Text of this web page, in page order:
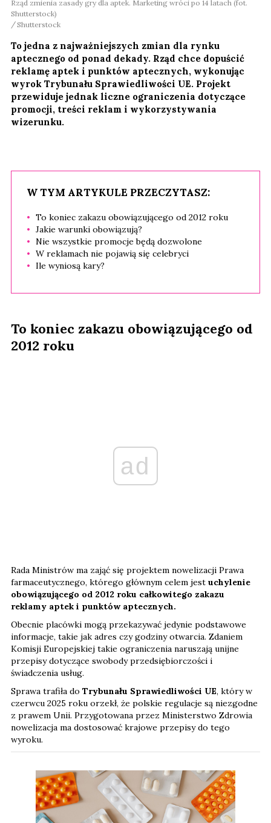
Rząd zmienia zasady gry dla aptek. Marketing wróci po 14 latach (fot.
Shutterstock)
Shutterstock
To jedna z najważniejszych zmian dla rynku
aptecznego od ponad dekady. Rząd chce dopuścić
reklamę aptek i punktów aptecznych, wykonując
wyrok Trybunału Sprawiedliwości UE. Projekt
przewiduje jednak liczne ograniczenia dotyczące
promocji, treści reklam i wykorzystywania
wizerunku.
W TYM ARTYKULE PRZECZYTASZ:
To koniec zakazu obowiązującego od 2012 roku
Jakie warunki obowiązują?
Nie wszystkie promocje będą dozwolone
W reklamach nie pojawią się celebryci
Ile wyniosą kary?
To koniec zakazu obowiązującego od
2012 roku
ad
Rada Ministrów ma zająć się projektem nowelizacji Prawa
farmaceutycznego, którego głównym celem jest uchylenie
obowiązującego od 2012 roku całkowitego zakazu
reklamy aptek i punktów aptecznych.
Obecnie placówki mogą przekazywać jedynie podstawowe
informacje, takie jak adres czy godziny otwarcia. Zdaniem
Komisji Europejskiej takie ograniczenia naruszają unijne
przepisy dotyczące swobody przedsiębiorczości i
świadczenia usług.
Sprawa trafiła do Trybunału Sprawiedliwości UE, który w
czerwcu 2025 roku orzekł, że polskie regulacje są niezgodne
z prawem Unii. Przygotowana przez Ministerstwo Zdrowia
nowelizacja ma dostosować krajowe przepisy do tego
wyroku.